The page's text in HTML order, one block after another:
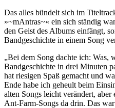
Das alles bündelt sich im
»~mAntras~« ein sich ständig
den Geist des Albums einfängt,
Bandgeschichte in einem Song
„Bei dem Song dachte ich: Was,
Bandgeschichte in drei Minuten
hat riesigen Spaß gemacht und
Ende habe ich geheult beim
alten Songs leicht verändert,
Ant-Farm-Songs da drin. Das